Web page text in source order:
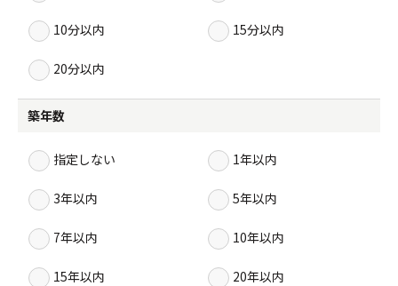
10分以内 15分以内
20分以内
築年数
指定しない 1年以内
3年以内 5年以内
7年以内 10年以内
15年以内 20年以内